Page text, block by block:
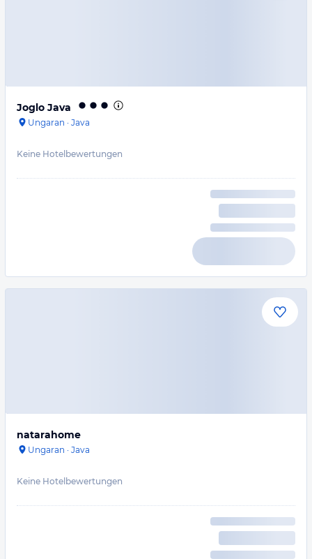
Joglo Java
Ungaran · Java
Keine Hotelbewertungen
natarahome
Ungaran · Java
Keine Hotelbewertungen